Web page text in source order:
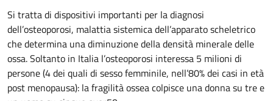
Si tratta di dispositivi importanti per la diagnosi
dell’osteoporosi, malattia sistemica dell’apparato scheletrico
che determina una diminuzione della densità minerale delle
ossa. Soltanto in Italia l’osteoporosi interessa 5 milioni di
persone (4 dei quali di sesso femminile, nell’80% dei casi in età
post menopausa): la fragilità ossea colpisce una donna su tre e